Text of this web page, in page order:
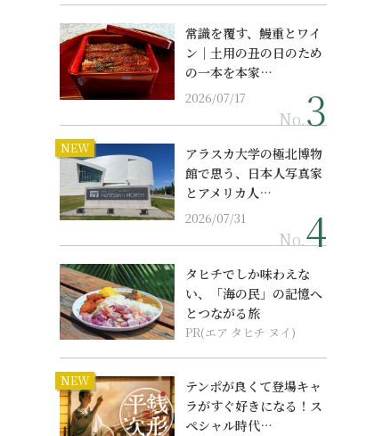
常識を覆す、鰻重とワイ
ン｜土用の丑の日のため
の一本を本家…
2026/07/17
No.
NEW
アラスカ大学の極北博物
館で思う、日本人写真家
とアメリカ人…
2026/07/31
No.
タヒチでしか味わえな
い、「海の民」の記憶へ
とつながる旅
PR(エア タヒチ ヌイ)
NEW
テンポが良くて登場キャ
ラがすぐ好きになる！ス
ペシャル時代…